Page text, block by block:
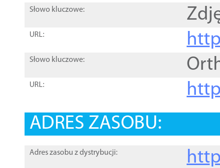
Słowo kluczowe:
URL:
Słowo kluczowe:
URL:
ADRES ZASOBU:
Adres zasobu z dystrybucji: